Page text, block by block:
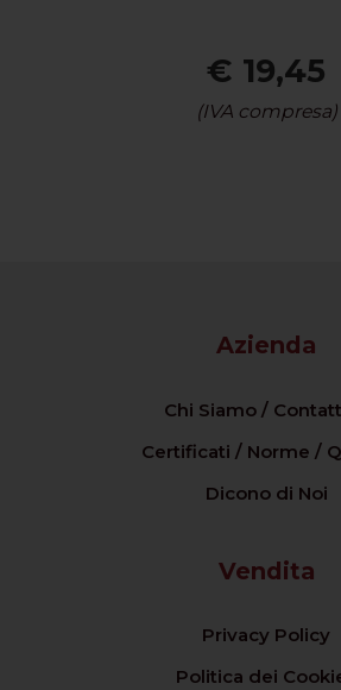
€ 19,45
(IVA compresa)
Azienda
Chi Siamo /
Certificati / Norme /
Dicono di Noi
Vendita
Privacy Policy
Politica dei